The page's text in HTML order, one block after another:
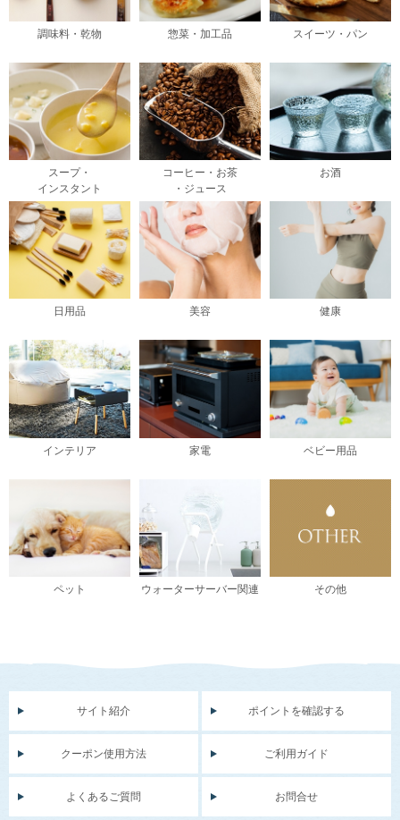
調味料・乾物 惣菜・加工品 スイーツ・パン
スープ・
インスタント
コーヒー・お茶
・ジュース
お酒
日用品 美容 健康
インテリア 家電 ベビー用品
ペット ウォーターサーバー関連 その他
サイト紹介 ポイントを確認する
クーポン使用方法 ご利用ガイド
よくあるご質問 お問合せ